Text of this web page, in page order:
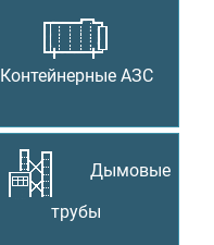
Контейнерные АЗС
Дымовые
трубы